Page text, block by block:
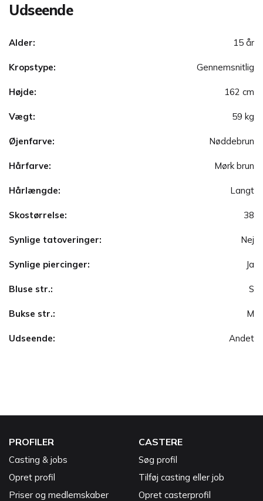
Udseende
Alder: 15 år
Kropstype: Gennemsnitlig
Højde: 162 cm
Vægt: 59 kg
Øjenfarve: Nøddebrun
Hårfarve: Mørk brun
Hårlængde: Langt
Skostørrelse: 38
Synlige tatoveringer: Nej
Synlige piercinger: Ja
Bluse str.: S
Bukse str.: M
Udseende: Andet
PROFILER
Casting & jobs
Opret profil
Priser og medlemskaber
CASTERE
Søg profil
Tilføj casting eller job
Opret casterprofil